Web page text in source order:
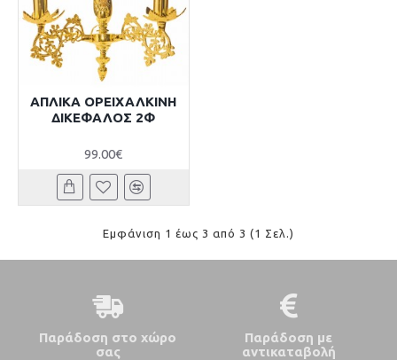
ΑΠΛΙΚΑ ΟΡΕΙΧΑΛΚΙΝΗ
ΔΙΚΕΦΑΛΟΣ 2Φ
99.00€
Εμφάνιση 1 έως 3 από 3 (1 Σελ.)
Παράδοση στο χώρο
σας
Παράδοση με
αντικαταβολή